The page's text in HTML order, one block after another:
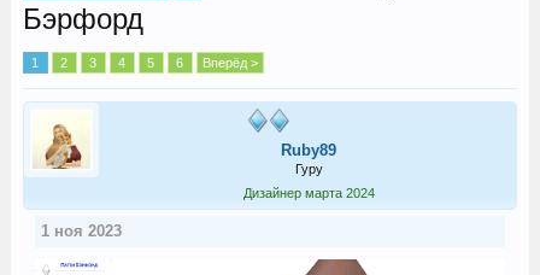
Бэрфорд
1 2 3 4 5 6 Вперёд >
Ruby89
Гуру
Дизайнер марта 2024
1 ноя 2023